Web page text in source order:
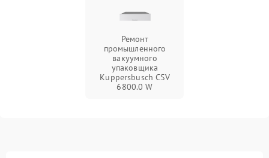
Ремонт
промышленного
вакуумного
упаковщика
Kuppersbusch CSV
6800.0 W